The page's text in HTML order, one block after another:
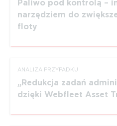
Paliwo pod kontrolą –
narzędziem do
floty
ANALIZA PRZYPADKU
Redukcja zadań
dzięki Webfleet Asset